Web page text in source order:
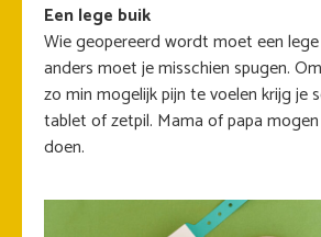
Een lege buik
Wie geopereerd wordt moet een lege
anders moet je misschien spugen.
zo min mogelijk pijn te voelen krijg je
tablet of zetpil. Mama of papa
doen.